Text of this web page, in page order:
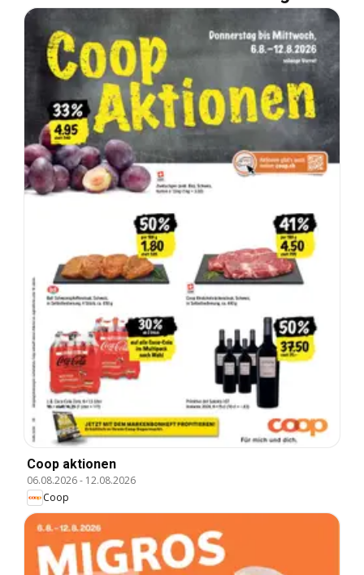
Coop aktionen
06.08.2026- 12.08.2026
Coop